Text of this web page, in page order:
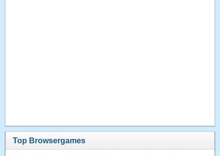
Top Browsergames